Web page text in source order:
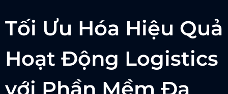
Tối Ưu Hóa Hiệu Quả
Hoạt Động Logistics
với Phần Mềm Đa